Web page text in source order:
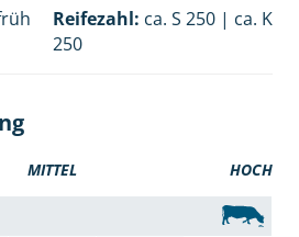
Reifezahl: ca. S 250 | ca. K
250
MITTEL HOCH